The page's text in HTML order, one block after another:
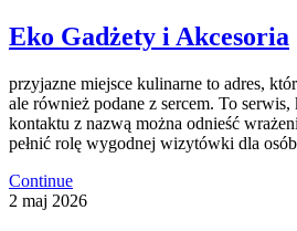
Eko Gadżety i Akcesoria
przyjazne miejsce kulinarne to adres,
ale również podane z sercem. To
kontaktu z nazwą można odnieść
pełnić rolę wygodnej wizytówki dla
Continue
2 maj 2026